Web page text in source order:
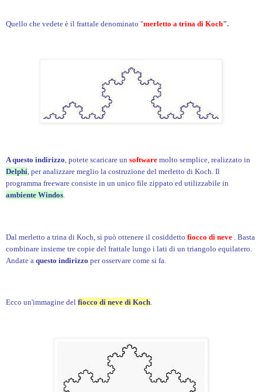
Quello che vedete è il frattale denominato "merletto a trina di Koch".
A questo indirizzo, potete scaricare un software molto semplice, realizzato in
Delphi, per analizzare meglio la costruzione del merletto di Koch. Il
programma freeware consiste in un unico file zippato ed utilizzabile in
ambiente Windos.
Dal merletto a trina di Koch, si può ottenere il cosiddetto fiocco di neve . Basta
combinare insieme tre copie del frattale lungo i lati di un triangolo equilatero.
Andate a questo indirizzo per osservare come si fa.
Ecco un'immagine del fiocco di neve di Koch.